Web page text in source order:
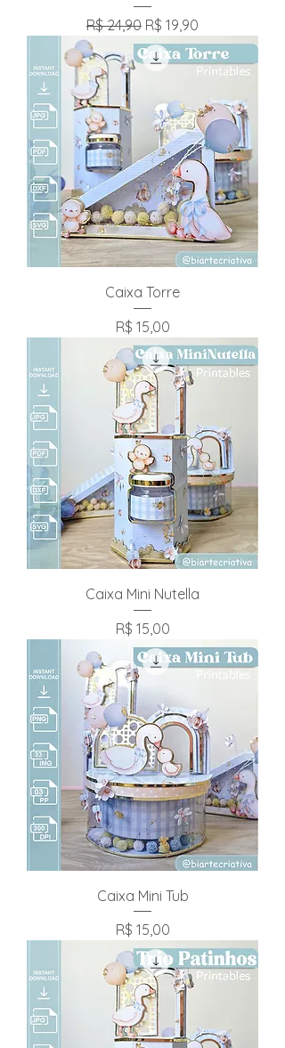
Preço normal
R$ 24,90 Preço promocional
R$ 19,90
Caixa Torre
Preço
R$ 15,00
Caixa Mini Nutella
Preço
R$ 15,00
Caixa Mini Tub
Preço
R$ 15,00